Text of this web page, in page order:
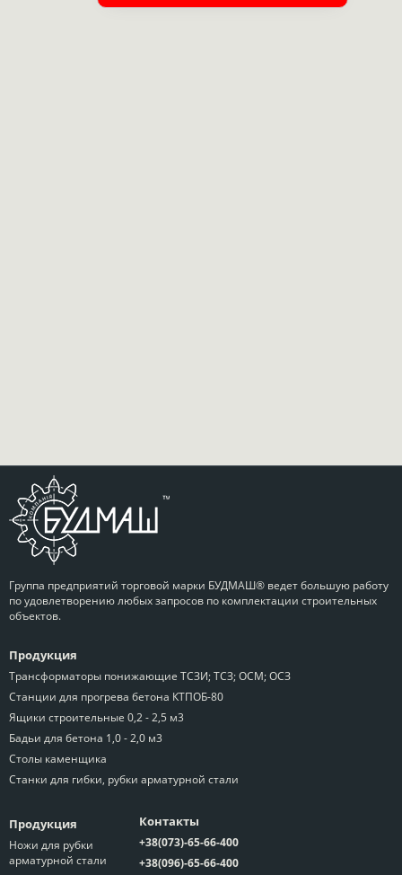
Группа предприятий торговой марки БУДМАШ® ведет большую работу
по удовлетворению любых запросов по комплектации строительных
объектов.
Продукция
Трансформаторы понижающие ТСЗИ; ТСЗ; ОСМ; ОСЗ
Станции для прогрева бетона КТПОБ-80
Ящики строительные 0,2 - 2,5 м3
Бадьи для бетона 1,0 - 2,0 м3
Столы каменщика
Станки для гибки, рубки арматурной стали
Продукция
Ножи для рубки
арматурной стали
Контакты
+38(073)-65-66-400
+38(096)-65-66-400